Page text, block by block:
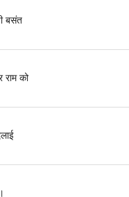
बसंत
राम को